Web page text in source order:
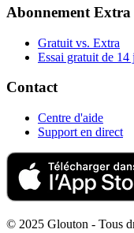
Abonnement Extra
Gratuit vs. Extra
Essai gratuit de 14
Contact
Centre d'aide
Support en direct
© 2025 Glouton - Tous